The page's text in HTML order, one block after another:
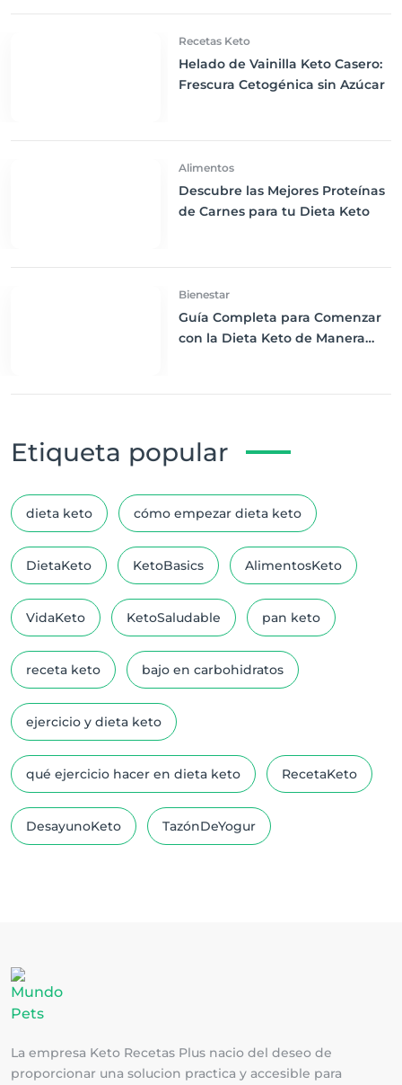
Recetas Keto
Helado de Vainilla Keto Casero:
Frescura Cetogénica sin Azúcar
Alimentos
Descubre las Mejores Proteínas
de Carnes para tu Dieta Keto
Bienestar
Guía Completa para Comenzar
con la Dieta Keto de Manera
Etiqueta popular
dieta keto cómo empezar dieta keto
DietaKeto KetoBasics AlimentosKeto
VidaKeto KetoSaludable pan keto
receta keto bajo en carbohidratos
ejercicio y dieta keto
qué ejercicio hacer en dieta keto RecetaKeto
DesayunoKeto TazónDeYogur
La empresa Keto Recetas Plus nacio del deseo de
proporcionar una solucion practica y accesible para